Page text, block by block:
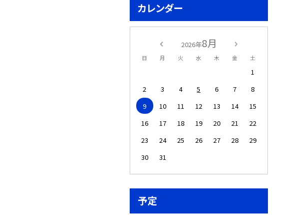
カレンダー
2026年8月
日 月 火 水 木 金 土
1
2
3 4 5 6 7
8
9
10 11 12 13 14
15
16
17 18 19 20 21
22
23
24 25 26 27 28
29
30
31
予定